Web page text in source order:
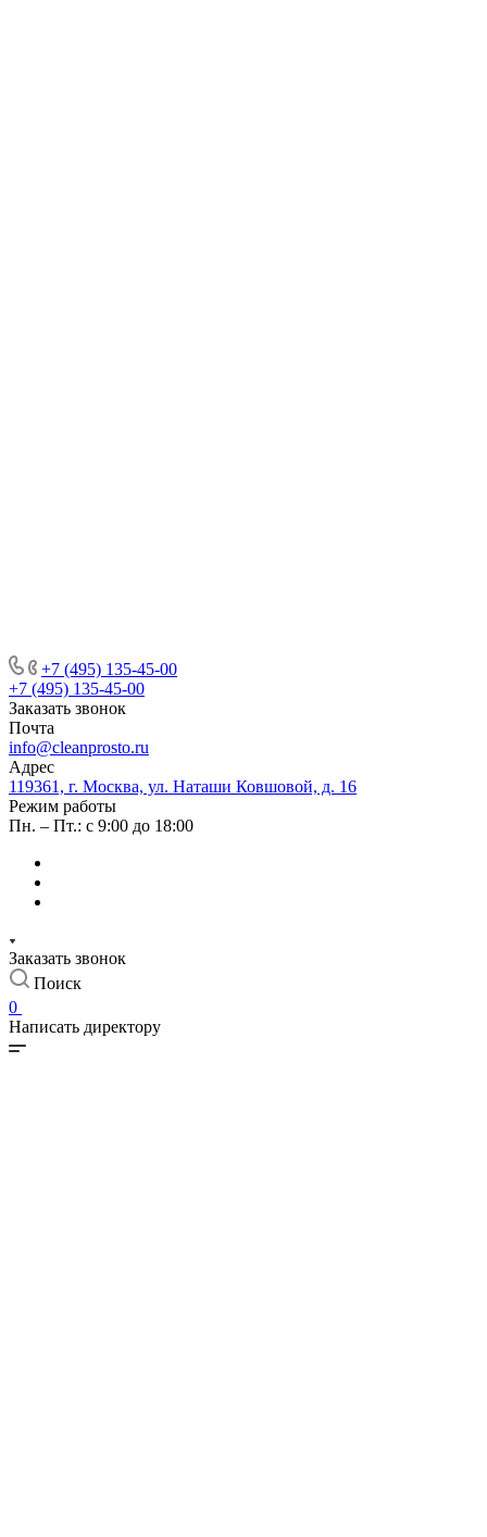
+7 (495) 135-45-00
+7 (495) 135-45-00
Заказать звонок
Почта
info@cleanprosto.ru
Адрес
119361, г. Москва, ул. Наташи Ковшовой, д. 16
Режим работы
Пн. – Пт.: с 9:00 до 18:00
Заказать звонок
Поиск
0
Написать директору